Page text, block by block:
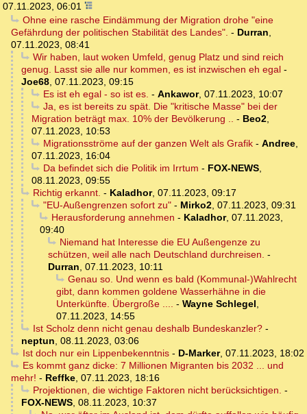
07.11.2023, 06:01
Ohne eine rasche Eindämmung der Migration drohe "eine
Gefährdung der politischen Stabilität des Landes". - Durran,
07.11.2023, 08:41
Wir haben, laut woken Umfeld, genug Platz und sind reich
genug. Lasst sie alle nur kommen, es ist inzwischen eh egal -
Joe68, 07.11.2023, 09:15
Es ist eh egal - so ist es. - Ankawor, 07.11.2023, 10:07
Ja, es ist bereits zu spät. Die "kritische Masse" bei der
Migration beträgt max. 10% der Bevölkerung .. - Beo2,
07.11.2023, 10:53
Migrationsströme auf der ganzen Welt als Grafik- Andree,
07.11.2023, 16:04
Da befindet sich die Politik im Irrtum - FOX-NEWS,
08.11.2023, 09:55
Richtig erkannt. - Kaladhor, 07.11.2023, 09:17
"EU-Außengrenzen sofort zu"- Mirko2, 07.11.2023, 09:31
Herausforderung annehmen - Kaladhor, 07.11.2023,
09:40
Niemand hat Interesse die EU Außengenze zu
schützen, weil alle nach Deutschland durchreisen. -
Durran, 07.11.2023, 10:11
Genau so. Und wenn es bald (Kommunal-)Wahlrecht
gibt, dann kommen goldene Wasserhähne in die
Unterkünfte. Übergroße .... - Wayne Schlegel,
07.11.2023, 14:55
Ist Scholz denn nicht genau deshalb Bundeskanzler?-
neptun, 08.11.2023, 03:06
Ist doch nur ein Lippenbekenntnis- D-Marker, 07.11.2023, 18:02
Es kommt ganz dicke: 7 Millionen Migranten bis 2032 ... und
mehr! - Reffke, 07.11.2023, 18:16
Projektionen, die wichtige Faktoren nicht berücksichtigen. -
FOX-NEWS, 08.11.2023, 10:37